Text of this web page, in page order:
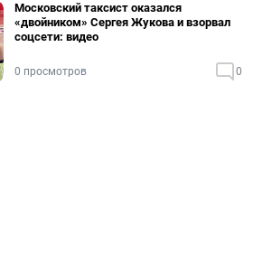
Московский таксист оказался
«двойником» Сергея Жукова и взорвал
соцсети: видео
0 просмотров 0